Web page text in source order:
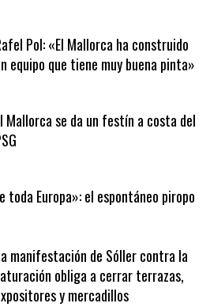
Pol: «El Mallorca ha construido
equipo que tiene muy buena pinta»
Mallorca se da un festín a costa del
toda Europa»: el espontáneo piropo
manifestación de Sóller contra la
obliga a cerrar terrazas,
y mercadillos